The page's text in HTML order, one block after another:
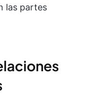
las partes